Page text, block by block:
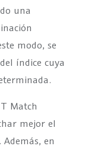
una
modo, se
índice cuya
Match
mejor el
en